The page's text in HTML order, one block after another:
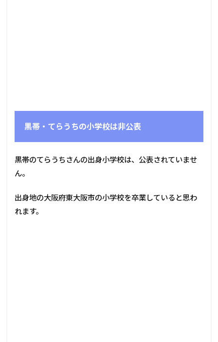
黒帯・てらうちの小学校は非公表
黒帯のてらうちさんの出身小学校は、公表されていませ
ん。
出身地の大阪府東大阪市の小学校を卒業していると思わ
れます。